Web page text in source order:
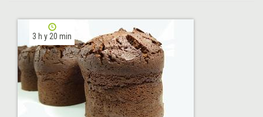
3 h y 20 min